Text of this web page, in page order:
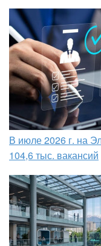
В июле 2026 г. на
104,6 тыс. вакансий